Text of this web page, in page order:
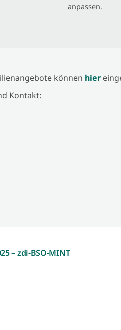
anpassen.
können hier
Kontakt:
– zdi-BSO-MINT